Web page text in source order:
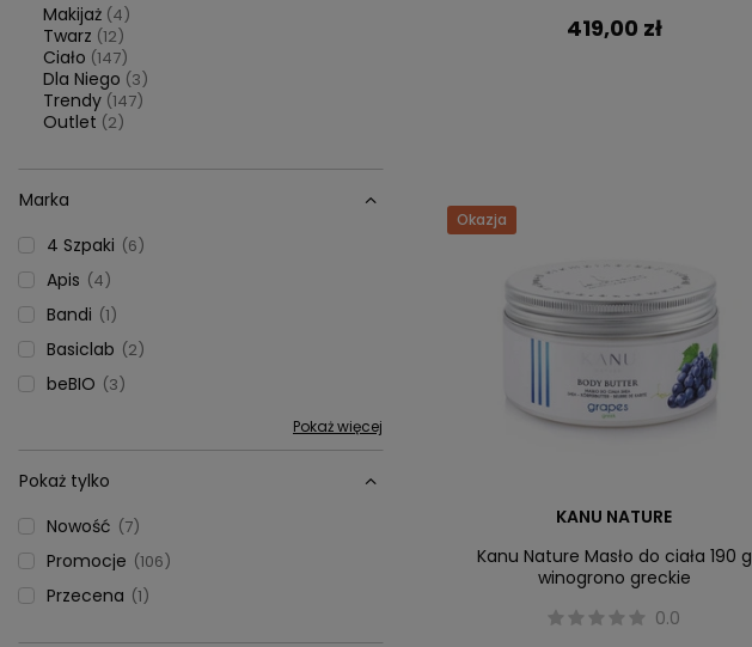
Makijaż (4)
Twarz (12)
Ciało (147)
Dla Niego (3)
Trendy (147)
Outlet (2)
Marka
4 Szpaki
6
Apis 4
Bandi 1
Basiclab 2
beBIO 3
Pokaż więcej
Pokaż tylko
Nowość
7
Promocje 106
Przecena 1
419,00 zł
Okazja
KANU NATURE
Kanu Nature Masło do ciała 190 g
winogrono greckie
0.0